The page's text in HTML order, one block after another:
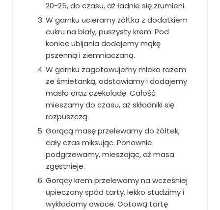
20-25, do czasu, aż ładnie się zrumieni.
W garnku ucieramy żółtka z dodatkiem
cukru na biały, puszysty krem. Pod
koniec ubijania dodajemy mąkę
pszenną i ziemniaczaną.
W garnku zagotowujemy mleko razem
ze śmietanką, odstawiamy i dodajemy
masło oraz czekoladę. Całość
mieszamy do czasu, aż składniki się
rozpuszczą.
Gorącą masę przelewamy do żółtek,
cały czas miksując. Ponownie
podgrzewamy, mieszając, aż masa
zgęstnieje.
Gorący krem przelewamy na wcześniej
upieczony spód tarty, lekko studzimy i
wykładamy owoce. Gotową tartę